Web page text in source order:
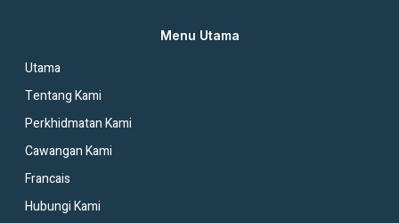
Menu Utama
Utama
Tentang Kami
Perkhidmatan Kami
Cawangan Kami
Francais
Hubungi Kami